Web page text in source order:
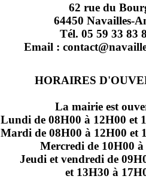
62 rue du
64450 Navailles-
Tél. 05 59 33 83
Email :
HORAIRES
La mairie est
Lundi de 08H00 à 12H00 et
Mardi de 08H00 à 12H00 et
Mercredi de 10H00
Jeudi et vendredi de
et 13H30 à